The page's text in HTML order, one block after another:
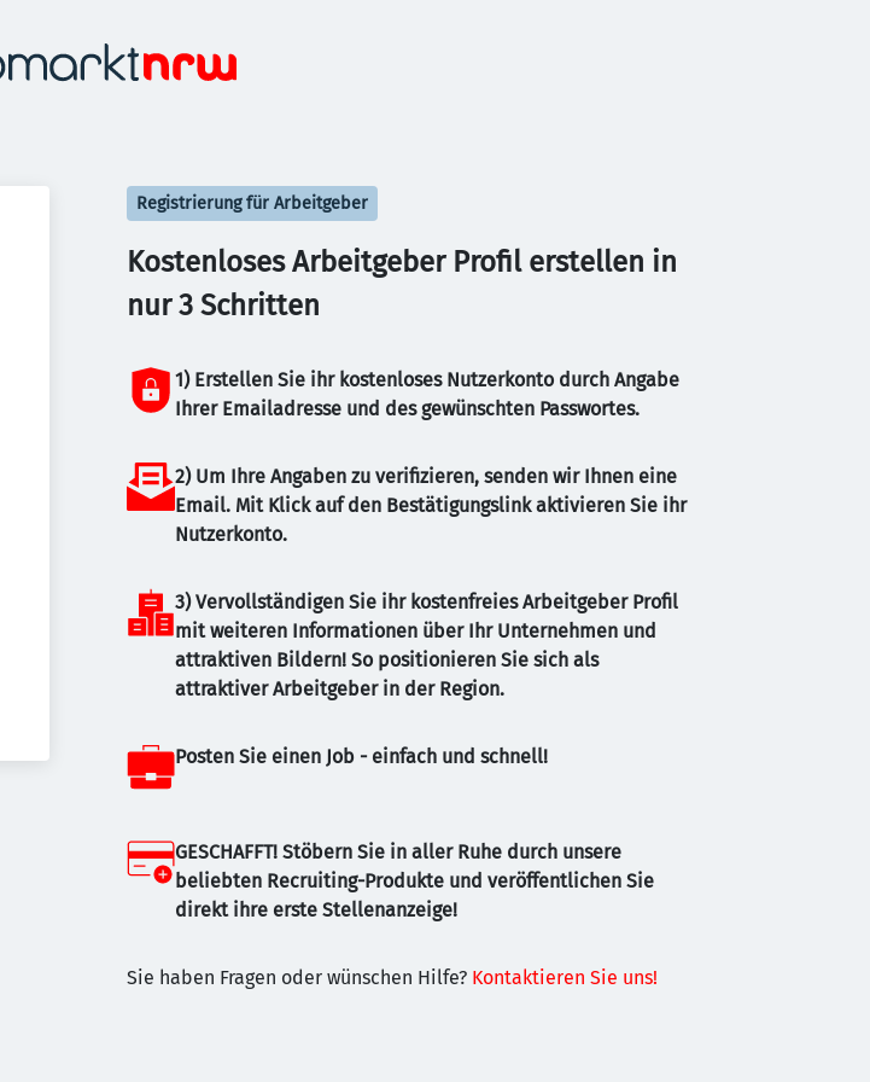
JETZT KOSTENLOSES ARBEITGEBER PROFIL
Registrierung für Arbeitgeber
Kostenloses Arbeitgeber Profil erstellen in
nur 3 Schritten
1) Erstellen Sie ihr kostenloses Nutzerkonto durch Angabe
Ihrer Emailadresse und des gewünschten Passwortes.
2) Um Ihre Angaben zu verifizieren, senden wir Ihnen eine
Email. Mit Klick auf den Bestätigungslink aktivieren Sie ihr
Nutzerkonto.
3) Vervollständigen Sie ihr kostenfreies Arbeitgeber Profil
mit weiteren Informationen über Ihr Unternehmen und
attraktiven Bildern! So positionieren Sie sich als
attraktiver Arbeitgeber in der Region.
Posten Sie einen Job - einfach und schnell!
GESCHAFFT! Stöbern Sie in aller Ruhe durch unsere
beliebten Recruiting-Produkte und veröffentlichen Sie
direkt ihre erste Stellenanzeige!
Sie haben Fragen oder wünschen Hilfe? Kontaktieren Sie uns!